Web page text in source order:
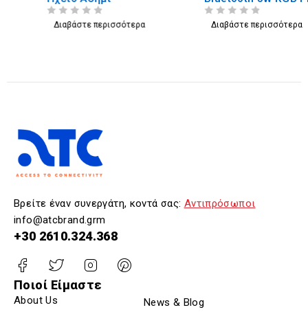
Διαβάστε περισσότερα Διαβάστε περισσότερα
Βρείτε έναν συνεργάτη, κοντά σας: Αντιπρόσωποι
info@atcbrand.grm
+30 2610.324.368
Ποιοί Είμαστε
About Us
News & Blog